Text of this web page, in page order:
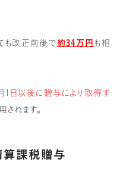
も改正前後で 約34万円 も相
1日以後に贈与により取得す
れます。
算課税贈与